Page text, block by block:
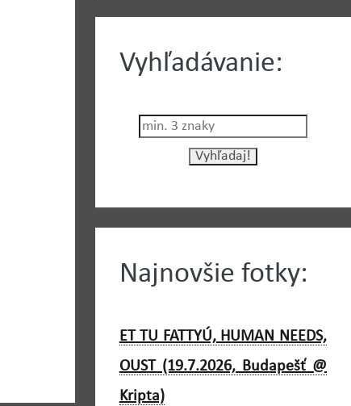
Vyhľadávanie:
Najnovšie fotky:
ET TU FATTYÚ, HUMAN NEEDS,
OUST (19.7.2026, Budapešť @
Kripta)